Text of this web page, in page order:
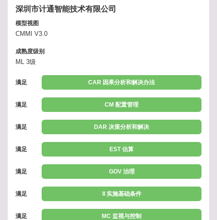
深圳市计通智能技术有限公司
模型视图
CMMI V3.0
成熟度级别
ML 3级
满足 CAR 因果分析和解决办法
满足 CM 配置管理
满足 DAR 决策分析和解决
满足 EST 估算
满足 GOV 治理
满足 II 实施基础条件
满足 MC 监视与控制